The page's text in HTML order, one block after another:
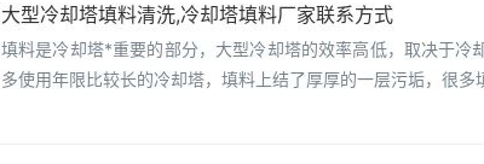
大型冷却塔填料清洗,冷却塔填料厂家联系方式
填料是冷却塔*重要的部分，大型冷却塔的效率高低，取决于冷
多使用年限比较长的冷却塔，填料上结了厚厚的一层污垢，很